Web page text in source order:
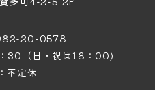
20-0578
30（日・祝は18：00)
不定休